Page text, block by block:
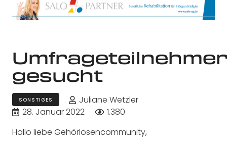
gesucht
SONSTIGES
Juliane Wetzler
28. Januar 2022
1.380
Hallo liebe Gehörlosencommunity,